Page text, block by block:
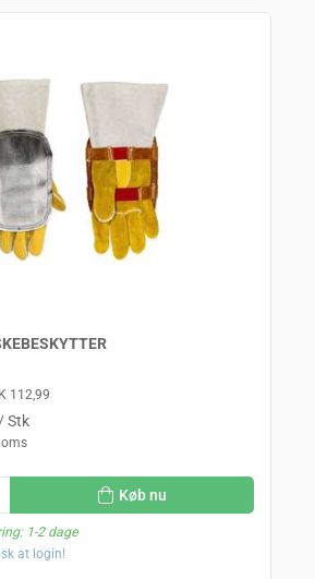
112,99
/ Stk
Køb nu
1-2 dage
at login!